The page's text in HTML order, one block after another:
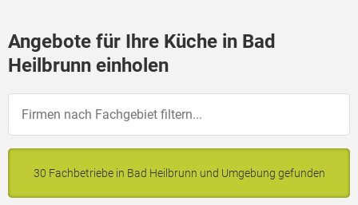
Angebote für Ihre Küche in Bad
Heilbrunn einholen
30 Fachbetriebe in Bad Heilbrunn und Umgebung gefunden